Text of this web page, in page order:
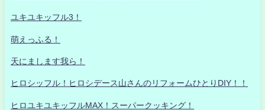
ユキユキッフル3！
萌えっふる！
天にまします我ら！
ヒロシッフル！ヒロシデース山さんのリフォームひとりDIY！！
ヒロユキユキッフルMAX！スーパークッキング！